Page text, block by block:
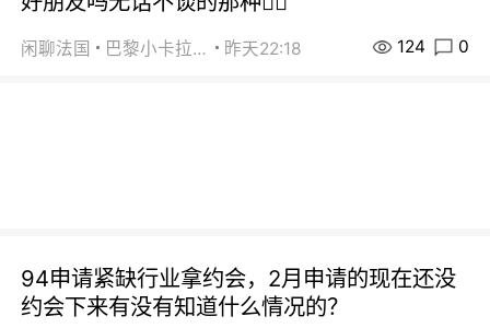
闲聊法国 巴黎小卡拉咪 昨天22:18 124 0
94申请紧缺行业拿约会，2月申请的现在还没
约会下来有没有知道什么情况的？